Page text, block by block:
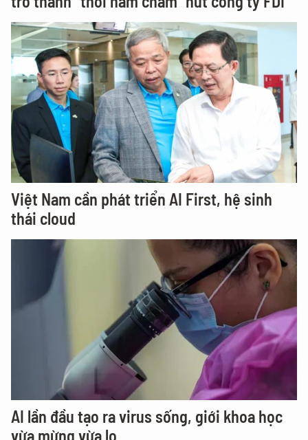
Việt Nam cần phát triển AI First, hệ sinh
thái cloud
AI lần đầu tạo ra virus sống, giới khoa học
vừa mừng vừa lo